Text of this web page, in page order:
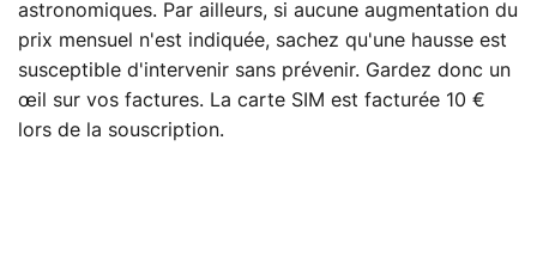
astronomiques. Par ailleurs, si aucune augmentation du
prix mensuel n'est indiquée, sachez qu'une hausse est
susceptible d'intervenir sans prévenir. Gardez donc un
œil sur vos factures. La carte SIM est facturée 10 €
lors de la souscription.